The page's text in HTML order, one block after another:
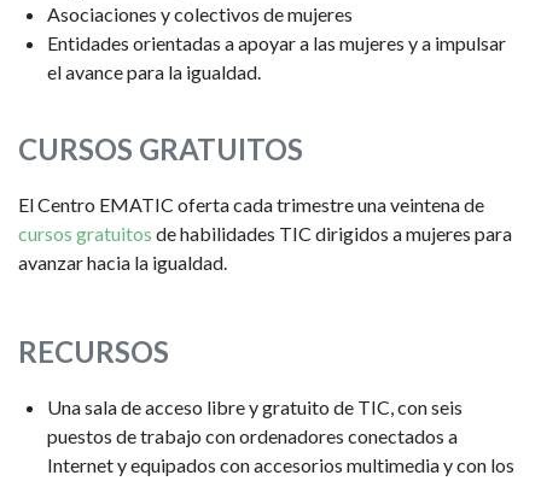
Asociaciones y colectivos de mujeres
Entidades orientadas a apoyar a las mujeres y a impulsar
el avance para la igualdad.
CURSOS GRATUITOS
El Centro EMATIC oferta cada trimestre una veintena de
cursos gratuitos de habilidades TIC dirigidos a mujeres para
avanzar hacia la igualdad.
RECURSOS
Una sala de acceso libre y gratuito de TIC, con seis
puestos de trabajo con ordenadores conectados a
Internet y equipados con accesorios multimedia y con los